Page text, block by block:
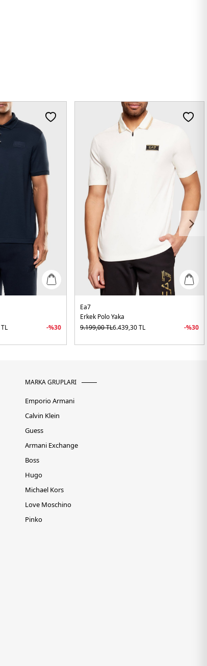
TL -%30
Ea7
Erkek Polo Yaka
9.199,00TL6.439,30TL -%30
MARKA GRUPLARI
Emporio Armani
Calvin Klein
Guess
Armani Exchange
Boss
Hugo
Michael Kors
Love Moschino
Pinko